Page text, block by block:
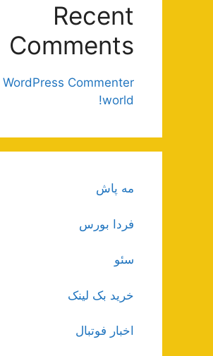
Recent
Comments
WordPress Commenter
world!
مه پاش
فردا بورس
سئو
خرید بک لینک
اخبار فوتبال